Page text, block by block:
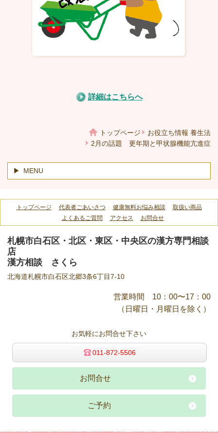
詳細はこちらへ
トップページ
お役立ち情報 養生法
2月の話題 更年期と甲状腺機能亢進症
MENU
トップページ 代表者ごあいさつ 健康無料お悩み相談
取扱い商品
よくあるご質問
アクセス お問合せ
札幌市白石区・北区・東区・中央区の漢方専門相談
店
漢方相談 さくら
北海道札幌市白石区北郷3条6丁目7-10
営業時間 10：00〜17：00
（日曜日・月曜日を除く）
お気軽にお問合せ下さい
011-872-5506
お問合せ
ご予約